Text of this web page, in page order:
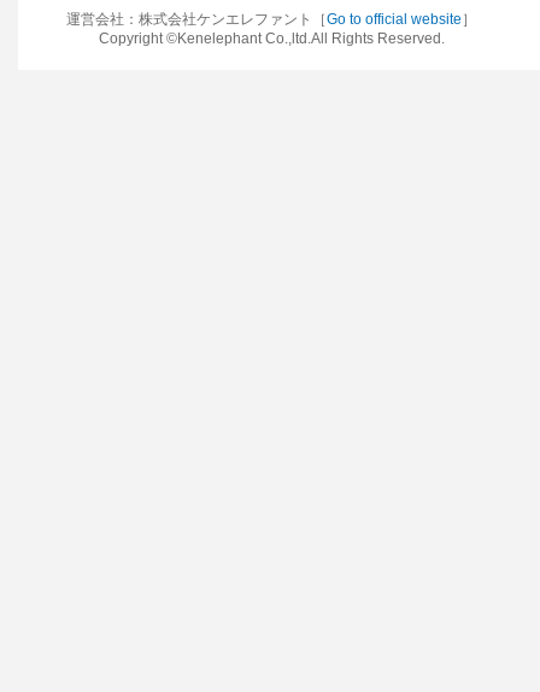
運営会社：株式会社ケンエレファント［Go to official website ］
Copyright ©Kenelephant Co.,ltd.All Rights Reserved.